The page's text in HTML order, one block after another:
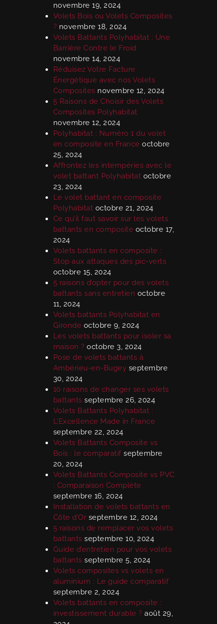
novembre 19, 2024
Volets Bois ou Volets Composites
? novembre 18, 2024
Volets Battants Polyhabitat : Une
Barrière Contre le Froid
novembre 14, 2024
Réduisez Votre Facture
Énergétique avec nos Volets
Composites novembre 12, 2024
5 Raisons de Choisir des Volets
Composites Polyhabitat
novembre 12, 2024
Polyhabitat : Numéro 1 du volet
en composite en France octobre
25, 2024
Affrontez les intempéries avec le
volet battant Polyhabitat octobre
23, 2024
Le volet battant en composite
Polyhabitat octobre 21, 2024
Ce qu’il faut savoir sur les volets
battants en composite octobre 17,
2024
Volets battants en composite :
Stop aux attaques des pic-verts
octobre 15, 2024
5 raisons d’opter pour des volets
battants sans entretien octobre
11, 2024
Volets battants Polyhabitat en
Gironde octobre 9, 2024
Les volets battants pour isoler sa
maison ? octobre 3, 2024
Pose de volets battants à
Ambérieu-en-Bugey septembre
30, 2024
10 raisons de changer ses volets
battants septembre 26, 2024
Volets Battants Polyhabitat :
L’Excellence Made in France
septembre 22, 2024
Volets Battants Composite vs
Bois : le comparatif septembre
20, 2024
Volets Battants Composite vs PVC
: Comparaison Complète
septembre 16, 2024
Installation de volets battants en
Côte d’Or septembre 12, 2024
5 raisons de remplacer vos volets
battants septembre 10, 2024
Guide d’entretien pour vos volets
battants septembre 5, 2024
Volets composites vs volets en
aluminium : Le guide comparatif
septembre 2, 2024
Volets battants en composite :
investissement durable ? août 29,